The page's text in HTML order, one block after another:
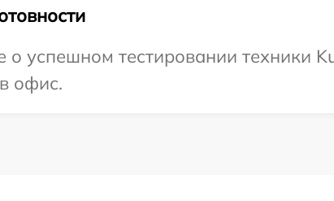
успешном тестировании техники
офис.